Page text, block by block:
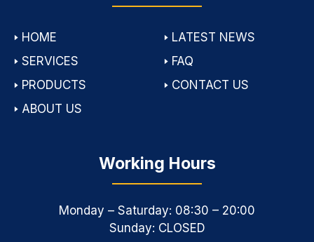
🢒 HOME
🢒 SERVICES
🢒 PRODUCTS
🢒 ABOUT US
🢒 LATEST NEWS
🢒 FAQ
🢒 CONTACT US
Working Hours
Monday – Saturday: 08:30 – 20:00
Sunday: CLOSED